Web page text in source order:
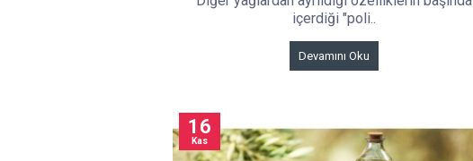
içerdiği "poli..
Devamını Oku
16
Kas